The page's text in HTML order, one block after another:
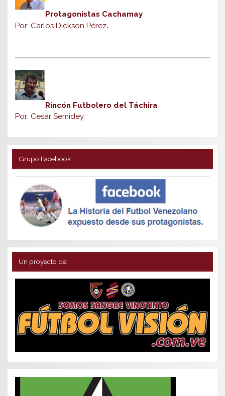
Protagonistas Cachamay
Por: Carlos Dickson Pérez.
Rincón Futbolero del Táchira
Por: Cesar Semidey.
Grupo Facebook
Un proyecto de: